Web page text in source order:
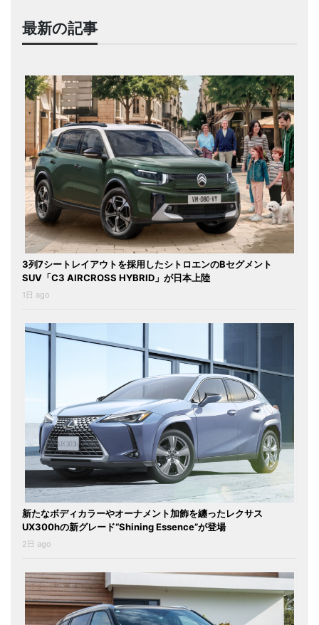
最新の記事
3列7シートレイアウトを採用したシトロエンのBセグメント
SUV「C3 AIRCROSS HYBRID」が日本上陸
1日 ago
新たなボディカラーやオーナメント加飾を纏ったレクサス
UX300hの新グレード“Shining Essence”が登場
2日 ago